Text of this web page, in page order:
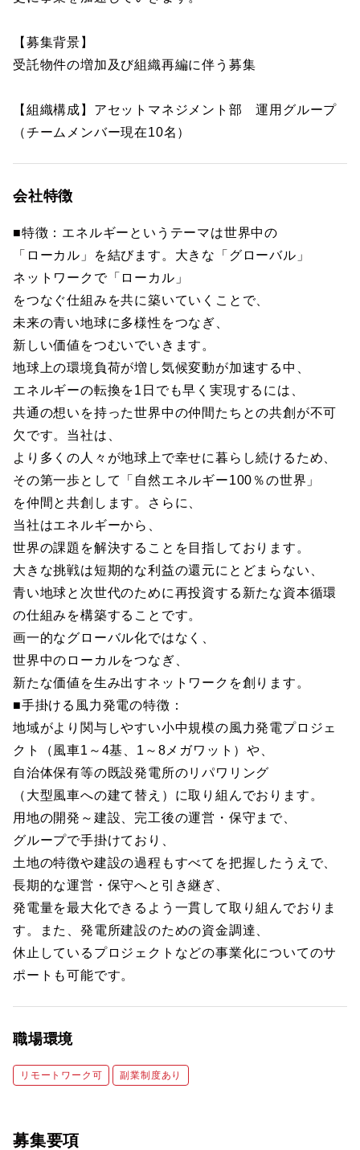
【募集背景】
受託物件の増加及び組織再編に伴う募集
【組織構成】アセットマネジメント部 運用グループ
（チームメンバー現在10名）
会社特徴
■特徴：エネルギーというテーマは世界中の
「ローカル」を結びます。大きな「グローバル」
ネットワークで「ローカル」
をつなぐ仕組みを共に築いていくことで、
未来の青い地球に多様性をつなぎ、
新しい価値をつむいでいきます。
地球上の環境負荷が増し気候変動が加速する中、
エネルギーの転換を1日でも早く実現するには、
共通の想いを持った世界中の仲間たちとの共創が不可
欠です。当社は、
より多くの人々が地球上で幸せに暮らし続けるため、
その第一歩として「自然エネルギー100％の世界」
を仲間と共創します。さらに、
当社はエネルギーから、
世界の課題を解決することを目指しております。
大きな挑戦は短期的な利益の還元にとどまらない、
青い地球と次世代のために再投資する新たな資本循環
の仕組みを構築することです。
画一的なグローバル化ではなく、
世界中のローカルをつなぎ、
新たな価値を生み出すネットワークを創ります。
■手掛ける風力発電の特徴：
地域がより関与しやすい小中規模の風力発電プロジェ
クト（風車1～4基、1～8メガワット）や、
自治体保有等の既設発電所のリパワリング
（大型風車への建て替え）に取り組んでおります。
用地の開発～建設、完工後の運営・保守まで、
グループで手掛けており、
土地の特徴や建設の過程もすべてを把握したうえで、
長期的な運営・保守へと引き継ぎ、
発電量を最大化できるよう一貫して取り組んでおりま
す。また、発電所建設のための資金調達、
休止しているプロジェクトなどの事業化についてのサ
ポートも可能です。
職場環境
リモートワーク可 副業制度あり
募集要項